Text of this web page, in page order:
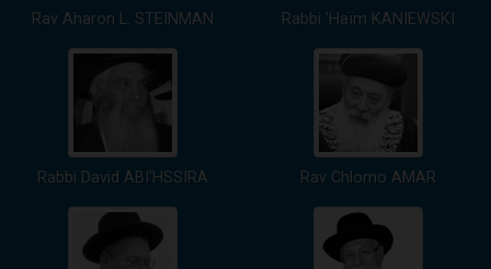
Rav Aharon L. STEINMAN Rabbi 'Haïm KANIEWSKI
Rabbi David ABI'HSSIRA Rav Chlomo AMAR